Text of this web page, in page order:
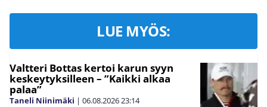
LUE MYÖS:
Valtteri Bottas kertoi karun syyn
keskeytyksilleen – ”Kaikki alkaa
palaa”
Taneli Niinimäki | 06.08.202623:14